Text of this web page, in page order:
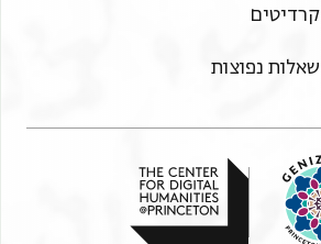
קרדיטים
שאלות נפוצות